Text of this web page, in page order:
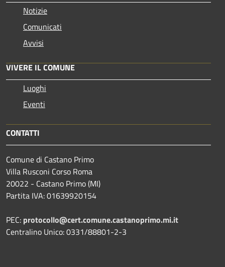
Notizie
Comunicati
Avvisi
VIVERE IL COMUNE
Luoghi
Eventi
CONTATTI
Comune di Castano Primo
Villa Rusconi Corso Roma
20022 - Castano Primo (MI)
Partita IVA: 01639920154
PEC: protocollo@cert.comune.castanoprimo.mi.it
Centralino Unico: 0331/88801-2-3